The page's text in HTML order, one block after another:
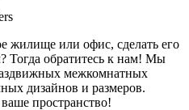
жилище или офис, сделать его
Тогда обратитесь к нам! Мы
межкомнатных
дизайнов и размеров.
пространство!